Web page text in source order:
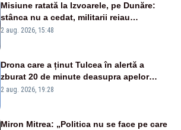
Misiune ratată la Izvoarele, pe Dunăre:
stânca nu a cedat, militarii reiau
detonările luni – VIDEO
2 aug. 2026, 15:48
Drona care a ținut Tulcea în alertă a
zburat 20 de minute deasupra apelor
României. Au fost ridicate două F-16
2 aug. 2026, 19:28
Miron Mitrea: „Politica nu se face pe care